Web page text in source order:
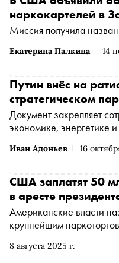
Екатерина Палкина 14
наркокартелей в
Миссия получила
Иван Адоньев 16
Путин внёс на
стратегическом
Документ закрепляет
экономике, энергетике
8 августа 2025 г.
США заплатят 50
в аресте
Американские власти
крупнейшим